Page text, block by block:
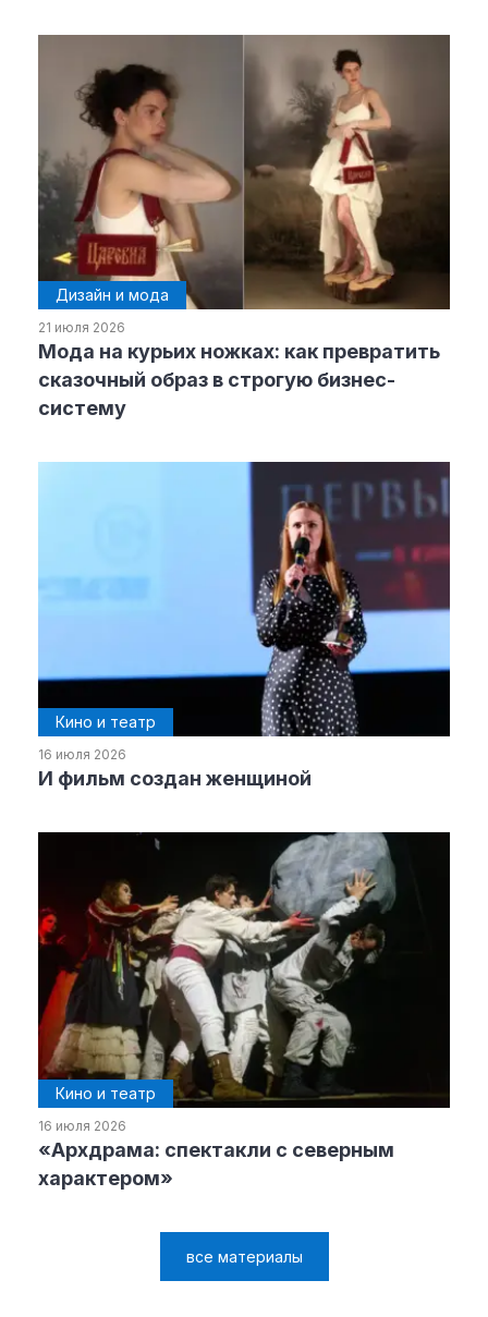
Дизайн и мода
21 июля 2026
Мода на курьих ножках: как превратить
сказочный образ в строгую бизнес-
систему
Кино и театр
16 июля 2026
И фильм создан женщиной
Кино и театр
16 июля 2026
«Архдрама: спектакли с северным
характером»
все материалы